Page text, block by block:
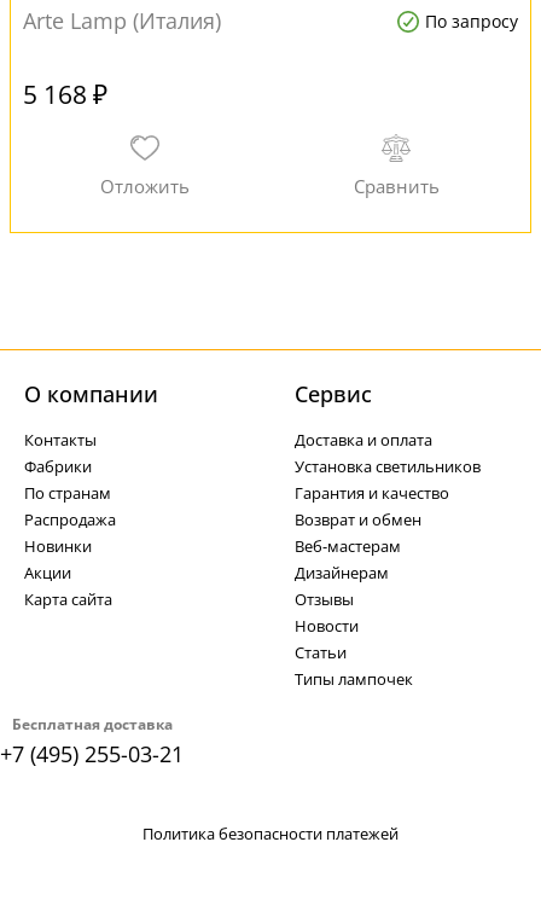
Arte Lamp (Италия) По запросу
5 168 ₽
Бесплатная доставка
+7 (495) 255-03-21
О компании
Контакты
Фабрики
По странам
Распродажа
Новинки
Акции
Карта сайта
Cервис
Доставка и оплата
Установка светильников
Гарантия и качество
Возврат и обмен
Веб-мастерам
Дизайнерам
Отзывы
Новости
Статьи
Типы лампочек
Политика безопасности платежей